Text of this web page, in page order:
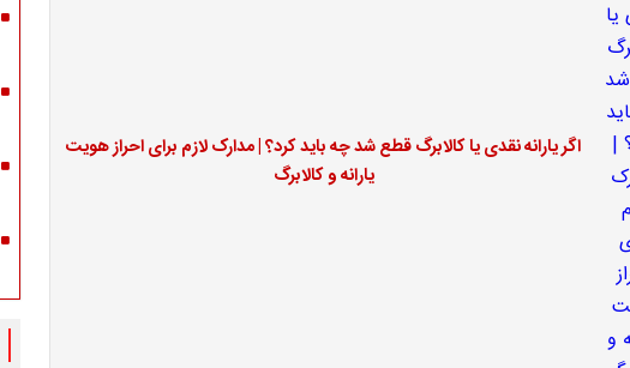
اگر یارانه نقدی یا کالابرگ قطع شد چه باید کرد؟ | مدارک لازم برای احراز هویت
یارانه و کالابرگ